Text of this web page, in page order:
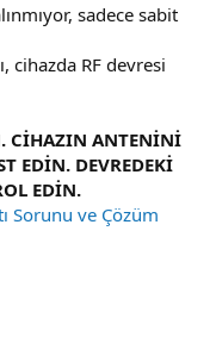
sadece sabit
cihazda RF devresi
CİHAZIN ANTENİNİ
EDİN. DEVREDEKİ
EDİN.
Sorunu ve Çözüm